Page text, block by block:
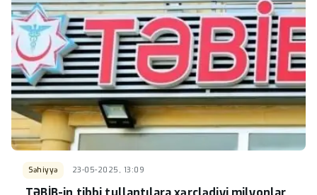
Səhiyyə 23-05-2025, 13:09